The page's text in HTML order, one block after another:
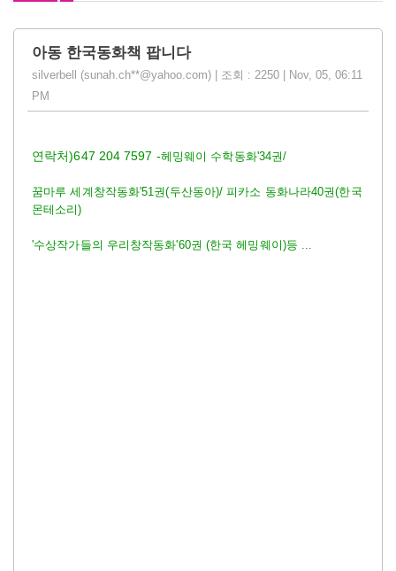
아동 한국동화책 팝니다
silverbell (sunah.ch**@yahoo.com) | 조회 : 2250 | Nov, 05, 06:11
PM
연락처)647 204 7597 -헤밍웨이 수학동화'34권/
꿈마루 세계창작동화'51권(두산동아)/ 피카소 동화나라40권(한국
몬테소리)
'수상작가들의 우리창작동화'60권 (한국 헤밍웨이)등 ...